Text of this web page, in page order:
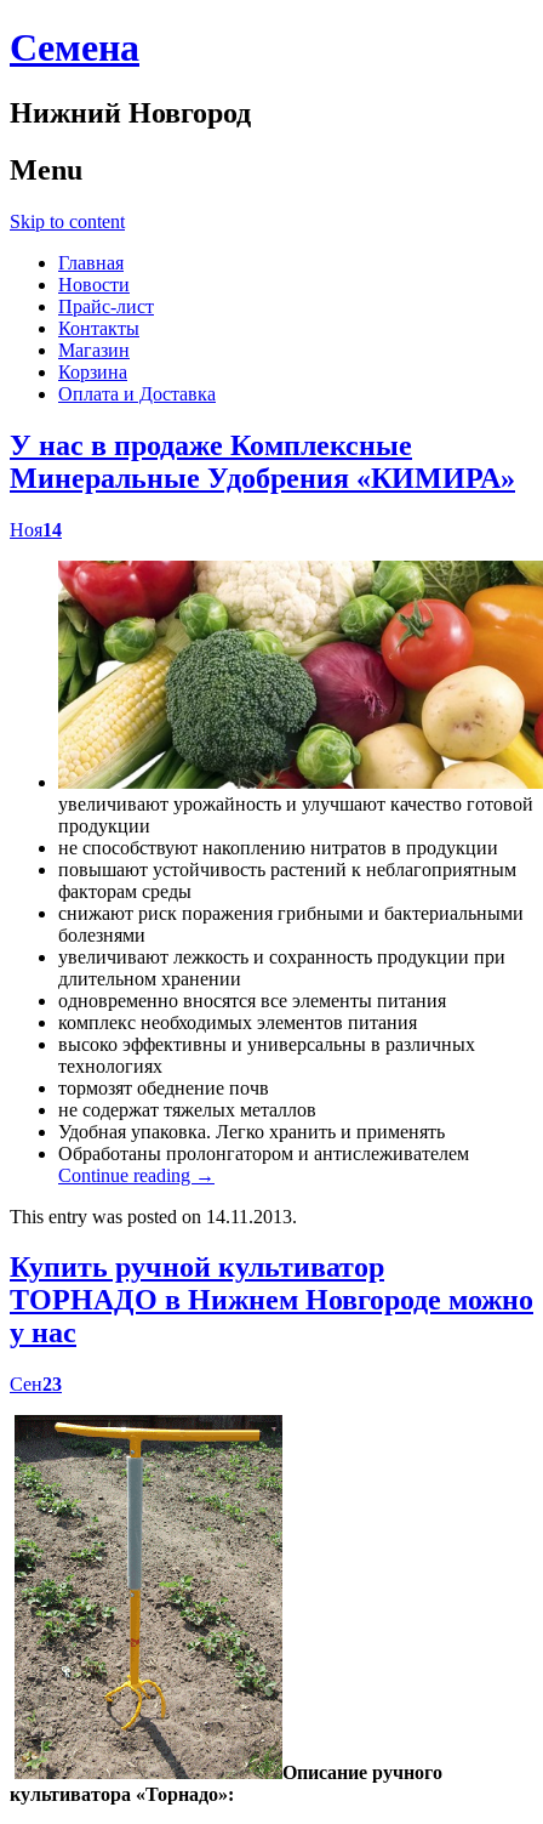
Cемена
Нижний Новгород
Menu
Skip to content
Главная
Новости
Прайс-лист
Контакты
Магазин
Корзина
Оплата и Доставка
У нас в продаже Комплексные
Минеральные Удобрения «КИМИРА»
Ноя14
увеличивают урожайность и улучшают качество готовой
продукции
не способствуют накоплению нитратов в продукции
повышают устойчивость растений к неблагоприятным
факторам среды
снижают риск поражения грибными и бактериальными
болезнями
увеличивают лежкость и сохранность продукции при
длительном хранении
одновременно вносятся все элементы питания
комплекс необходимых элементов питания
высоко эффективны и универсальны в различных
технологиях
тормозят обеднение почв
не содержат тяжелых металлов
Удобная упаковка. Легко хранить и применять
Обработаны пролонгатором и антислеживателем
Continue reading →
This entry was posted on 14.11.2013.
Купить ручной культиватор
ТОРНАДО в Нижнем Новгороде можно
у нас
Сен23
Описание ручного
культиватора «Торнадо»: